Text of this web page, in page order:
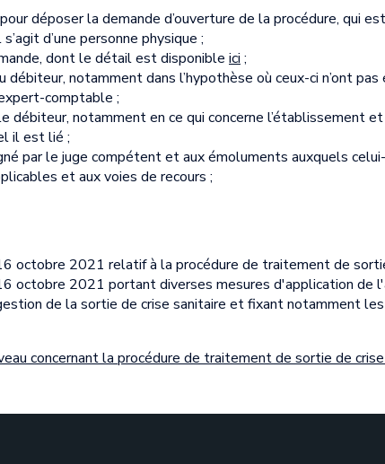
déposer la demande d’ouverture de la procédure, qui
d’une personne physique ;
dont le détail est disponible ici ;
notamment dans l’hypothèse où ceux-ci n’ont
comptable ;
débiteur, notamment en ce qui concerne l’établissement
il est lié ;
par le juge compétent et aux émoluments auxquels
et aux voies de recours ;
octobre 2021 relatif à la procédure de traitement de
octobre 2021 portant diverses mesures d'application de
de la sortie de crise sanitaire et fixant notamment
concernant la procédure de traitement de sortie de crise